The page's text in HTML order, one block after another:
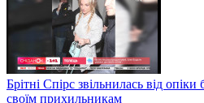
Брітні Спірс звільнилась від
своїм прихильникам